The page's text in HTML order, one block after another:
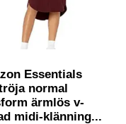
Essentials
normal
ärmlös v-
midi-klänning...